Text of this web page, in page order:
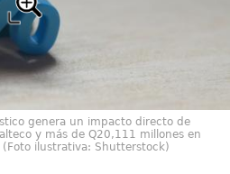
genera un impacto directo de
y más de Q20,111 millones en
ilustrativa: Shutterstock)